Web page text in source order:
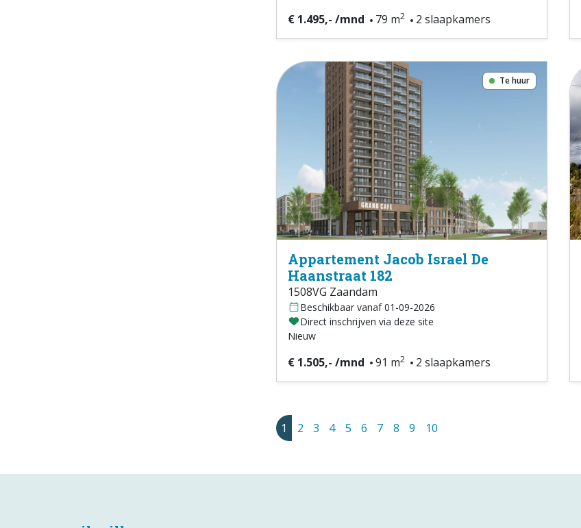
€ 1.495,- /mnd 79 m2 2 slaapkamers
Te huur
Appartement Jacob Israel De
Haanstraat 182
1508VG Zaandam
Beschikbaar vanaf 01-09-2026
Direct inschrijven via deze site
Nieuw
€ 1.505,- /mnd 91 m2 2 slaapkamers
1 2 3 4 5 6 7 8 9 10